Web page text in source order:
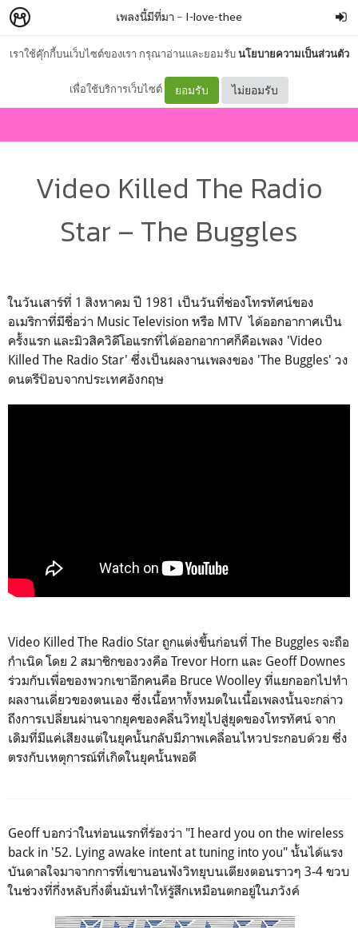
เราใช้คุ๊กกี้บนเว็บไซต์ของเรา กรุณาอ่านและยอมรับนโยบายความเป็นส่วนตัว
เพื่อใช้บริการเว็บไซต์ ยอมรับ ไม่ยอมรับ
เพลงนี้มีที่มา – I-love-thee
Video Killed The Radio
Star – The Buggles
ในวันเสาร์ที่ 1 สิงหาคม ปี 1981 เป็นวันที่ช่องโทรทัศน์ของ
อเมริกาที่มีชื่อว่า Music Television หรือ MTVได้ออกอากาศเป็น
ครั้งแรก และมิวสิควิดีโอแรกที่ได้ออกอากาศก็คือเพลง 'Video
Killed The Radio Star' ซึ่งเป็นผลงานเพลงของ 'The Buggles' วง
ดนตรีป๊อบจากประเทศอังกฤษ
Video Killed The Radio Star ถูกแต่งขึ้นก่อนที่ The Buggles จะถือ
กำเนิด โดย 2 สมาชิกของวงคือ Trevor Horn และ Geoff Downes
ร่วมกับเพื่อของพวกเขาอีกคนคือ Bruce Woolley ที่แยกออกไปทำ
ผลงานเดี่ยวของตนเอง ซึ่งเนื้อหาทั้งหมดในเนื้อเพลงนั้นจะกล่าว
ถึงการเปลี่ยนผ่านจากยุคของคลื่นวิทยุไปสู่ยุดของโทรทัศน์ จาก
เดิมที่มีแค่เสียงแต่ในยุคนั้นกลับมีภาพเคลื่อนไหวประกอบด้วย ซึ่ง
ตรงกับเหตุการณ์ที่เกิดในยุคนั้นพอดี
Geoffบอกว่าในท่อนแรกที่ร้องว่า "I heard you on the wireless
back in '52. Lying awake intent at tuning into you" นั้นได้แรง
บันดาลใจมาจากการที่เขานอนฟังวิทยุบนเตียงตอนราวๆ 3-4 ขวบ
ในช่วงที่กึ่งหลับกึ่งตื่นมันทำให้รู้สึกเหมือนตกอยู่ในภวังค์